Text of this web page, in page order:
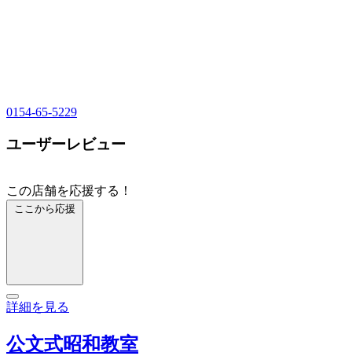
0154-65-5229
ユーザーレビュー
この店舗を応援する！
ここから応援
詳細を見る
公文式昭和教室